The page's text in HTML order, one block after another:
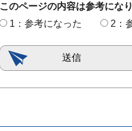
このページの内容は参考にな
1：参考になった
2：